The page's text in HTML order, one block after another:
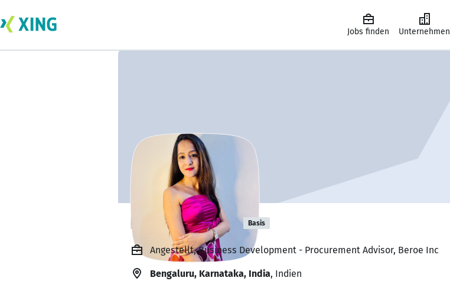
Jobs finden Unternehmen
Bindhu Gowda Basis
Angestellt, Business Development - Procurement Advisor, Beroe Inc
Bengaluru, Karnataka, India, Indien